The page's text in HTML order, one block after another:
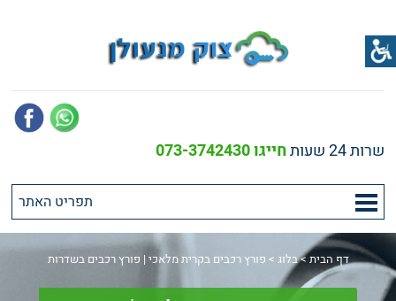
שרות 24 שעות חייגו 073-3742430
דף הבית>בלוג > פורץ רכבים בקרית מלאכי | פורץ רכבים בשדרות